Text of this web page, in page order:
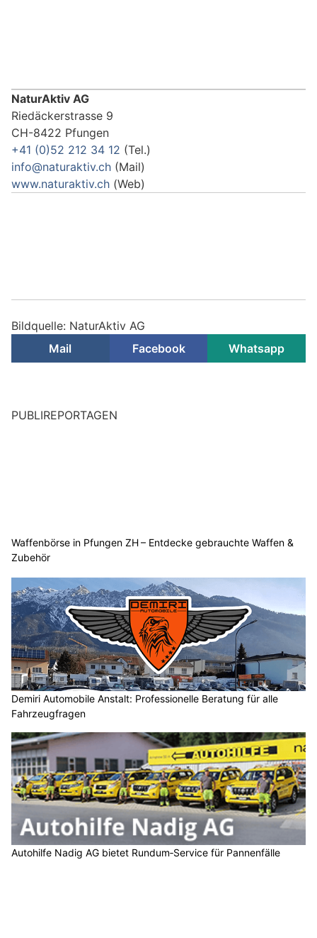
NaturAktiv AG
Riedäckerstrasse 9
CH-8422 Pfungen
+41 (0)52 212 34 12 (Tel.)
info@naturaktiv.ch (Mail)
www.naturaktiv.ch (Web)
Bildquelle: NaturAktiv AG
Mail
Facebook Whatsapp
Demiri Automobile Anstalt: Professionelle Beratung für alle
Fahrzeugfragen
Autohilfe Nadig AG bietet Rundum‑Service für Pannenfälle